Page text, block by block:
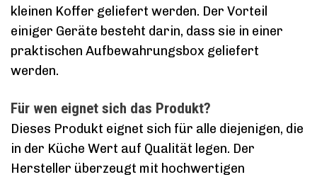
kleinen Koffer geliefert werden. Der Vorteil
einiger Geräte besteht darin, dass sie in einer
praktischen Aufbewahrungsbox geliefert
werden.
Für wen eignet sich das Produkt?
Dieses Produkt eignet sich für alle diejenigen, die
in der Küche Wert auf Qualität legen. Der
Hersteller überzeugt mit hochwertigen